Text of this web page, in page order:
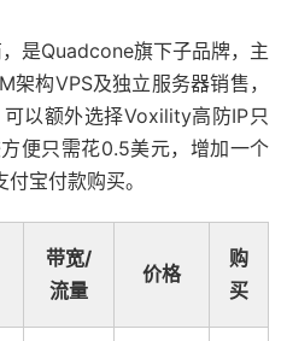
是Quadcone旗下子品牌，主
构VPS及独立服务器销售，
以额外选择Voxility高防IP只
便只需花0.5美元，增加一个
宝付款购买。
带宽/
流量
价格
购
买